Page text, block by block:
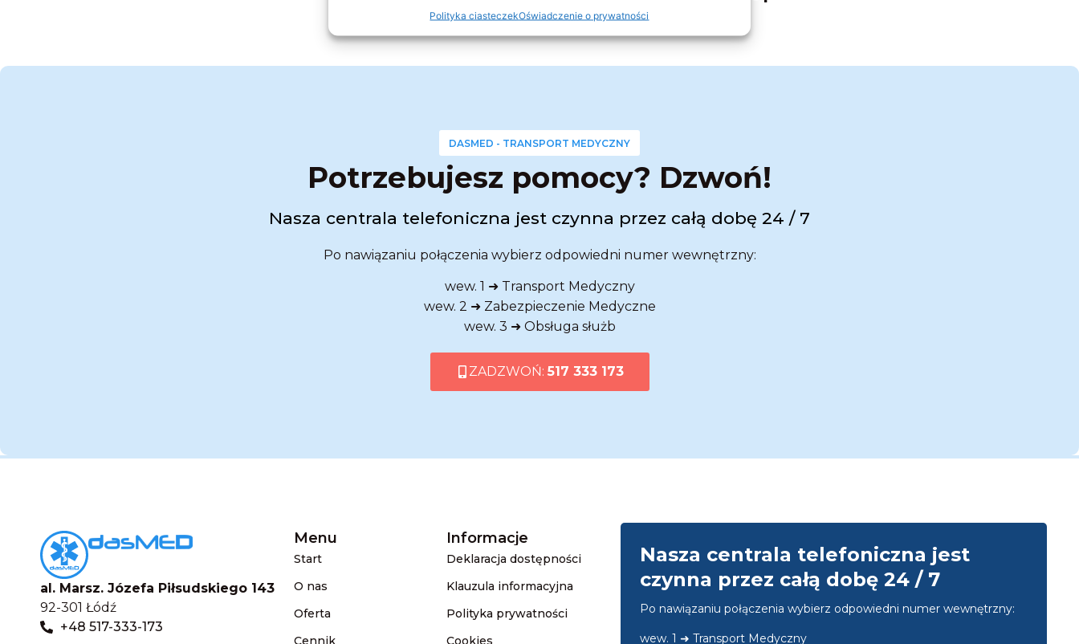
Polityka ciasteczekOświadczenie o prywatności
DASMED - TRANSPORT MEDYCZNY
Potrzebujesz pomocy? Dzwoń!
Nasza centrala telefoniczna jest czynna przez całą dobę 24 / 7
Po nawiązaniu połączenia wybierz odpowiedni numer wewnętrzny:
wew. 1 ➜ Transport Medyczny
wew. 2 ➜ Zabezpieczenie Medyczne
wew. 3 ➜ Obsługa służb
ZADZWOŃ: 517 333 173
al. Marsz. Józefa Piłsudskiego 143
92-301 Łódź
+48 517-333-173
Menu
Start
O nas
Oferta
Cennik
Informacje
Deklaracja dostępności
Klauzula informacyjna
Polityka prywatności
Cookies
Nasza centrala telefoniczna jest
czynna przez całą dobę 24 / 7
Po nawiązaniu połączenia wybierz odpowiedni numer wewnętrzny:
wew. 1 ➜ Transport Medyczny